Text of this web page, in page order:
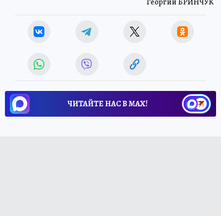
ЧИТАЙТЕ НАС В МАХ!